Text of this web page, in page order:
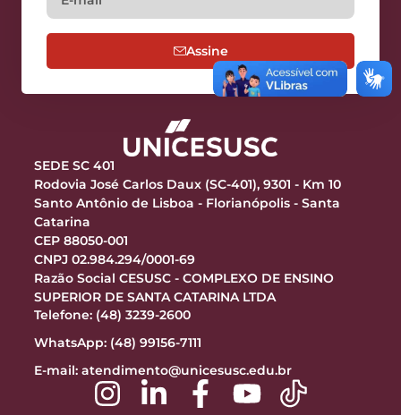
Assine
SEDE SC 401
Rodovia José Carlos Daux (SC-401), 9301 - Km 10
Santo Antônio de Lisboa - Florianópolis - Santa
Catarina
CEP 88050-001
CNPJ 02.984.294/0001-69
Razão Social CESUSC - COMPLEXO DE ENSINO
SUPERIOR DE SANTA CATARINA LTDA
Telefone: (48) 3239-2600
WhatsApp: (48) 99156-7111
E-mail: atendimento@unicesusc.edu.br